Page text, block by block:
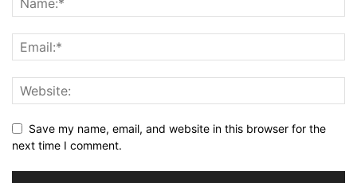
Save my name, email, and website in this browser for the
next time I comment.